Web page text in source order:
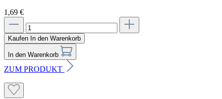
1,69 €
Kaufen In den Warenkorb
In den Warenkorb
ZUM PRODUKT